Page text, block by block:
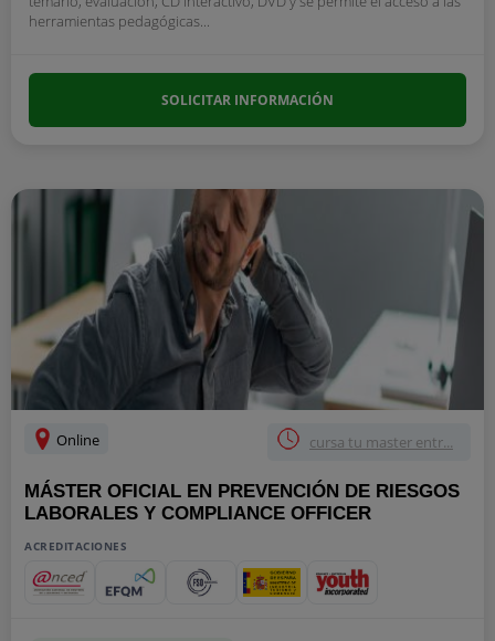
herramientas pedagógicas...
SOLICITAR INFORMACIÓN
Online cursa tu master entr...
MÁSTER OFICIAL EN PREVENCIÓN DE RIESGOS
LABORALES Y COMPLIANCE OFFICER
ACREDITACIONES